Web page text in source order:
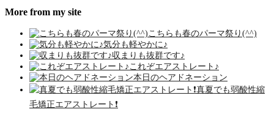
More from my site
こちらも春のパーマ祭り(^^)
気分も軽やかに♪
収まりも抜群です♪
これぞエアストレート♪
本日のヘアドネーション
真夏でも弱酸性縮
毛矯正エアストレート❗️